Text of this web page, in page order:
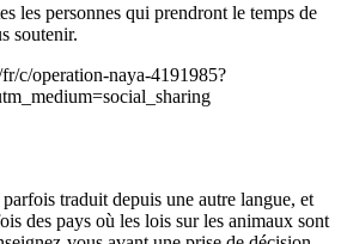
les personnes qui prendront le temps de
soutenir.
c/operation-naya-4191985?
traduit depuis une autre langue, et
des pays où les lois sur les animaux sont